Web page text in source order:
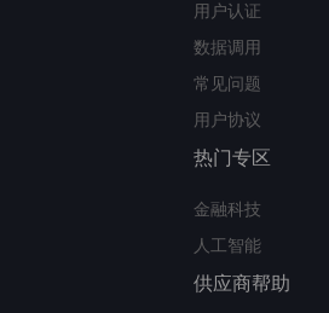
用户认证
数据调用
常见问题
用户协议
热门专区
金融科技
人工智能
供应商帮助